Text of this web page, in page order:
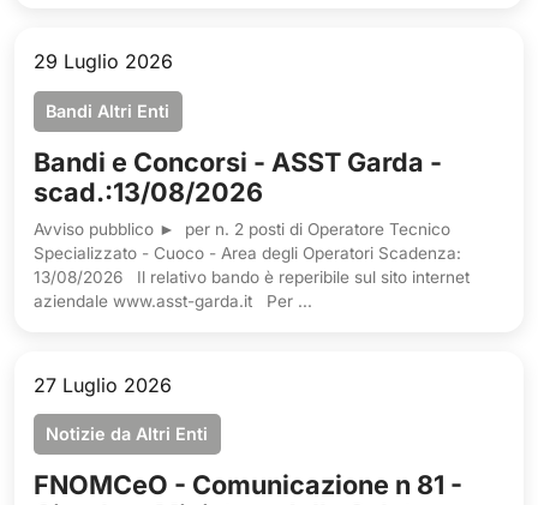
29 Luglio 2026
Bandi Altri Enti
Bandi e Concorsi - ASST Garda -
scad.:13/08/2026
Avviso pubblico ► per n. 2 posti di Operatore Tecnico
Specializzato - Cuoco - Area degli Operatori Scadenza:
13/08/2026 Il relativo bando è reperibile sul sito internet
aziendale www.asst-garda.it Per ...
27 Luglio 2026
Notizie da Altri Enti
FNOMCeO - Comunicazione n 81 -